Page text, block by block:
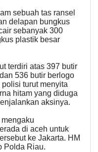
sebuah tas ransel
delapan bungkus
sebanyak 300
plastik besar
terdiri atas 397 butir
536 butir berlogo
turut menyita
hitam yang diduga
aksinya.
di aceh untuk
ke Jakarta. HM
Polda Riau.